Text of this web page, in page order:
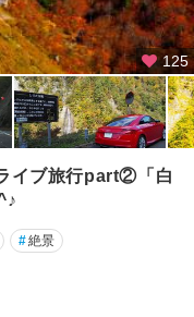
125
イブ旅行part②「白
#絶景